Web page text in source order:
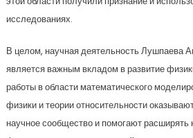
исследованиях.
В целом, научная деятельность Лушпаева
является важным вкладом в развитие
работы в области математического
физики и теории относительности
научное сообщество и помогают